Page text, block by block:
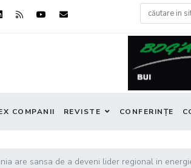
COMPANII REVISTE CONFERINȚE
are sansa de a deveni lider regional in